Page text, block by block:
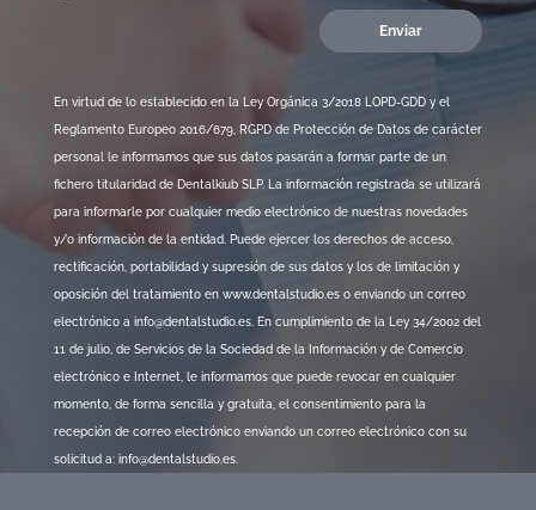
Enviar
En virtud de lo establecido en la Ley Orgánica 3/2018 LOPD-GDD y el
Reglamento Europeo 2016/679, RGPD de Protección de Datos de carácter
personal le informamos que sus datos pasarán a formar parte de un
fichero titularidad de Dentalkiub SLP. La información registrada se utilizará
para informarle por cualquier medio electrónico de nuestras novedades
y/o información de la entidad. Puede ejercer los derechos de acceso,
rectificación, portabilidad y supresión de sus datos y los de limitación y
oposición del tratamiento en www.dentalstudio.es o enviando un correo
electrónico a info@dentalstudio.es. En cumplimiento de la Ley 34/2002 del
11 de julio, de Servicios de la Sociedad de la Información y de Comercio
electrónico e Internet, le informamos que puede revocar en cualquier
momento, de forma sencilla y gratuita, el consentimiento para la
recepción de correo electrónico enviando un correo electrónico con su
solicitud a: info@dentalstudio.es.